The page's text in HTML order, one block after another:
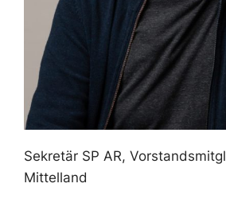
Sekretär SP AR,
Mittelland